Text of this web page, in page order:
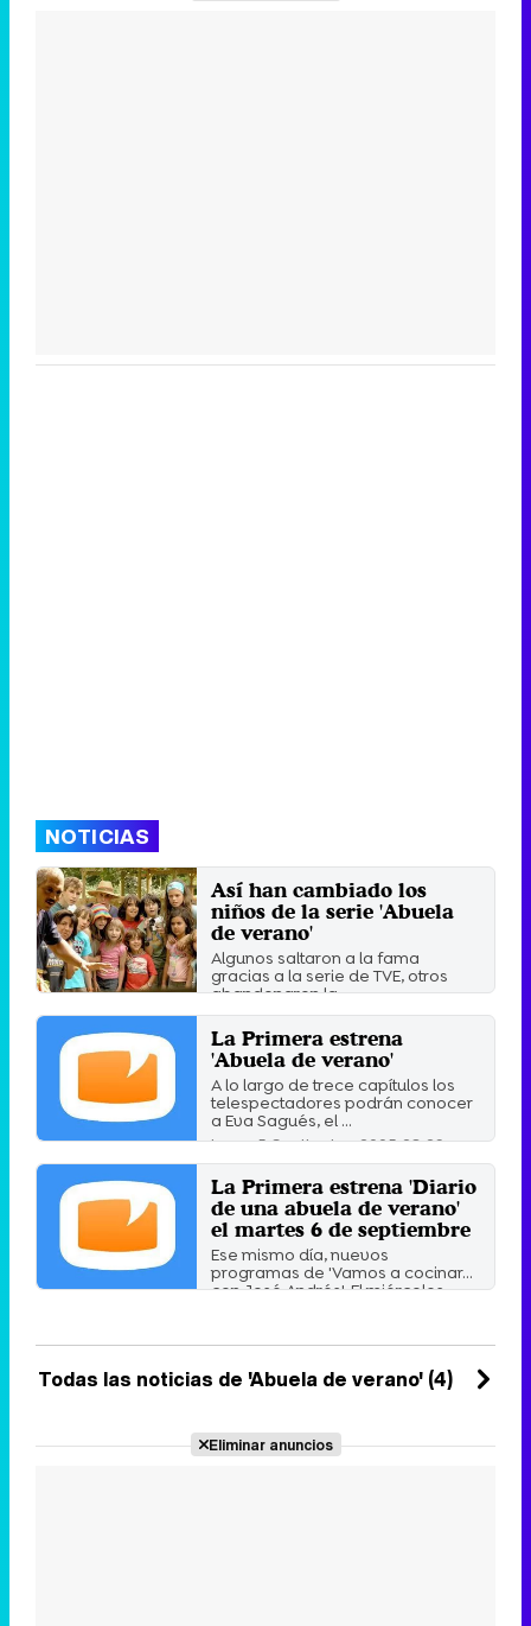
NOTICIAS
Así han cambiado los
niños de la serie 'Abuela
de verano'
Algunos saltaron a la fama
gracias a la serie de TVE, otros
abandonaron la ...
Martes 6 Septiembre 2016 13:10
La Primera estrena
'Abuela de verano'
A lo largo de trece capítulos los
telespectadores podrán conocer
a Eva Sagués, el ...
Lunes 5 Septiembre 2005 23:29
La Primera estrena 'Diario
de una abuela de verano'
el martes 6 de septiembre
Ese mismo día, nuevos
programas de 'Vamos a cocinar...
con José Andrés'. El miércoles ...
Todas las noticias de 'Abuela de verano' (4)
Eliminar anuncios